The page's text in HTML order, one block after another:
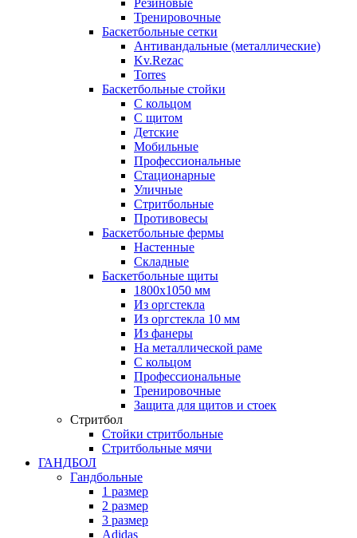
Резиновые
Тренировочные
Баскетбольные сетки
Антивандальные (металлические)
Kv.Rezac
Torres
Баскетбольные стойки
С кольцом
С щитом
Детские
Мобильные
Профессиональные
Стационарные
Уличные
Стритбольные
Противовесы
Баскетбольные фермы
Настенные
Складные
Баскетбольные щиты
1800х1050 мм
Из оргстекла
Из оргстекла 10 мм
Из фанеры
На металлической раме
С кольцом
Профессиональные
Тренировочные
Защита для щитов и стоек
Стритбол
Стойки стритбольные
Стритбольные мячи
ГАНДБОЛ
Гандбольные
1 размер
2 размер
3 размер
Adidas